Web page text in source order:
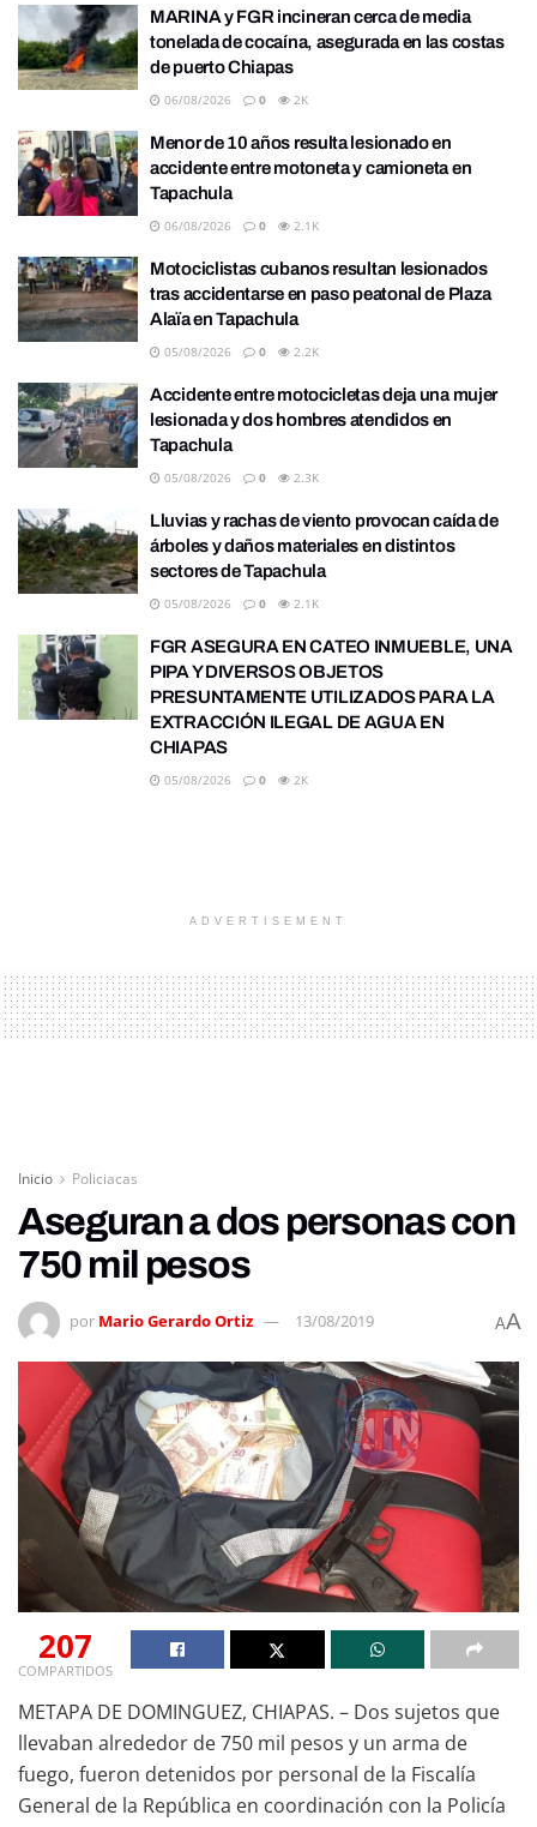
MARINA y FGR incineran cerca de media
tonelada de cocaína, asegurada en las costas
de puerto Chiapas
06/08/2026 0 2K
Menor de 10 años resulta lesionado en
accidente entre motoneta y camioneta en
Tapachula
06/08/2026 0 2.1K
Motociclistas cubanos resultan lesionados
tras accidentarse en paso peatonal de Plaza
Alaïa en Tapachula
05/08/2026 0 2.2K
Accidente entre motocicletas deja una mujer
lesionada y dos hombres atendidos en
Tapachula
05/08/2026 0 2.3K
Lluvias y rachas de viento provocan caída de
árboles y daños materiales en distintos
sectores de Tapachula
05/08/2026 0 2.1K
FGR ASEGURA EN CATEO INMUEBLE, UNA
PIPA Y DIVERSOS OBJETOS
PRESUNTAMENTE UTILIZADOS PARA LA
EXTRACCIÓN ILEGAL DE AGUA EN
CHIAPAS
05/08/2026 0 2K
ADVERTISEMENT
Inicio Policiacas
Aseguran a dos personas con
750 mil pesos
por Mario Gerardo Ortiz 13/08/2019 AA
207
COMPARTIDOS
METAPA DE DOMINGUEZ, CHIAPAS. – Dos sujetos que
llevaban alrededor de 750 mil pesos y un arma de
fuego, fueron detenidos por personal de la Fiscalía
General de la República en coordinación con la Policía